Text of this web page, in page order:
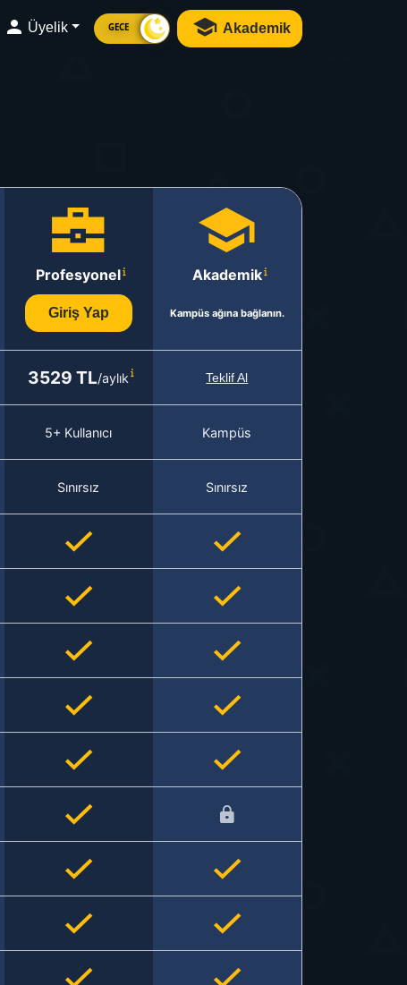
Üyelik GECE Akademik
Profesyonel
Giriş Yap
Akademik
Kampüs ağına bağlanın.
3529 TL/aylık Teklif Al
5+ Kullanıcı Kampüs
Sınırsız Sınırsız